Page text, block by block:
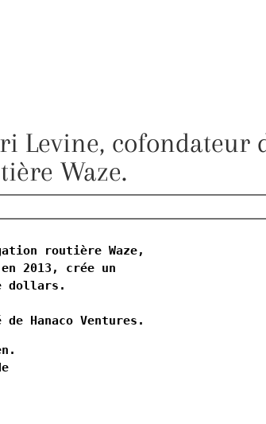
Levine, cofondateur
Waze.
routière Waze,
2013, crée un
dollars.
Hanaco Ventures.